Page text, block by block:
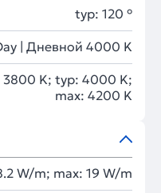
typ: 120 °
| Дневной 4000 K
3800 K; typ: 4000 K;
max: 4200 K
W/m; max: 19 W/m